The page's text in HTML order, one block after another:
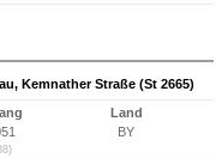
Kemnather Straße (St 2665)
Land
BY